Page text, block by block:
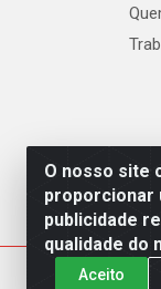
O nosso site
proporcionar
publicidade
qualidade do
Aceito